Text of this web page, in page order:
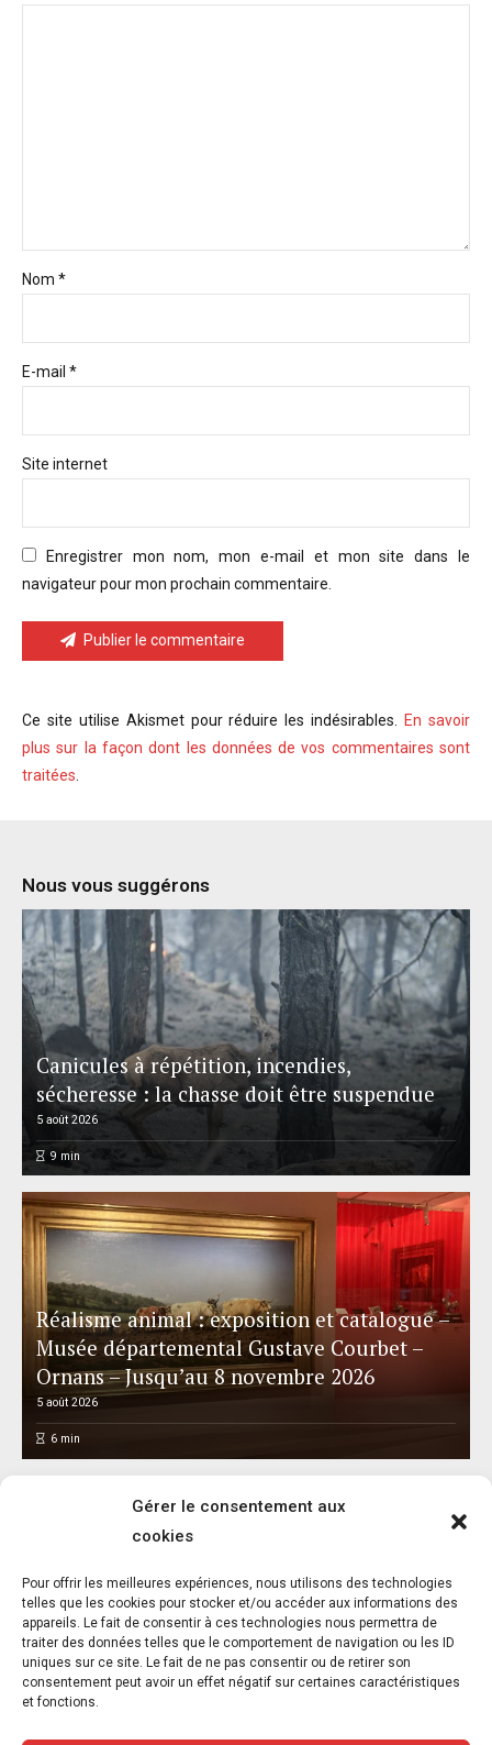
Gérer le consentement aux
cookies
Pour offrir les meilleures expériences, nous utilisons des technologies
telles que les cookies pour stocker et/ou accéder aux informations des
appareils. Le fait de consentir à ces technologies nous permettra de
traiter des données telles que le comportement de navigation ou les ID
uniques sur ce site. Le fait de ne pas consentir ou de retirer son
consentement peut avoir un effet négatif sur certaines caractéristiques
et fonctions.
Nom *
E-mail *
Site internet
Enregistrer mon nom, mon e-mail et mon site dans le
navigateur pour mon prochain commentaire.
Publier le commentaire
Ce site utilise Akismet pour réduire les indésirables.
En savoir
plus sur la façon dont les données de vos commentaires sont
traitées
Nous vous suggérons
Canicules à répétition, incendies,
sécheresse : la chasse doit être suspendue
5 août 2026
9 min
Réalisme animal : exposition et catalogue –
Musée départemental Gustave Courbet –
Ornans – Jusqu’au 8 novembre 2026
5 août 2026
6min
Balou a besoin de vous : un appel à la
solidarité
5 août 2026